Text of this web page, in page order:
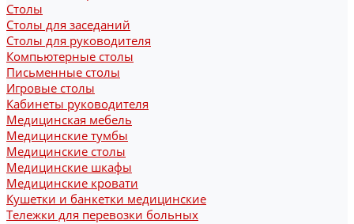
Столы
Столы для заседаний
Столы для руководителя
Компьютерные столы
Письменные столы
Игровые столы
Кабинеты руководителя
Медицинская мебель
Медицинские тумбы
Медицинские столы
Медицинские шкафы
Медицинские кровати
Кушетки и банкетки медицинские
Тележки для перевозки больных